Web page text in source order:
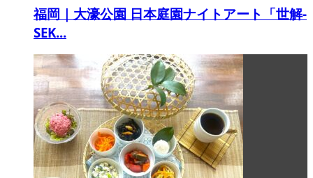
福岡｜大濠公園 日本庭園ナイトアート「世解-
SEK...